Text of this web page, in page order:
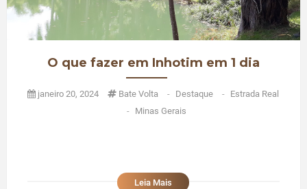
O que fazer em Inhotim em 1 dia
janeiro 20, 2024 Bate Volta - Destaque - Estrada Real
- Minas Gerais
Leia Mais